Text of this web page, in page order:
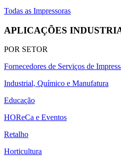
Todas as Impressoras
APLICAÇÕES
POR SETOR
Fornecedores de Serviços de
Industrial, Químico e Manufatura
Educação
HOReCa e Eventos
Retalho
Horticultura